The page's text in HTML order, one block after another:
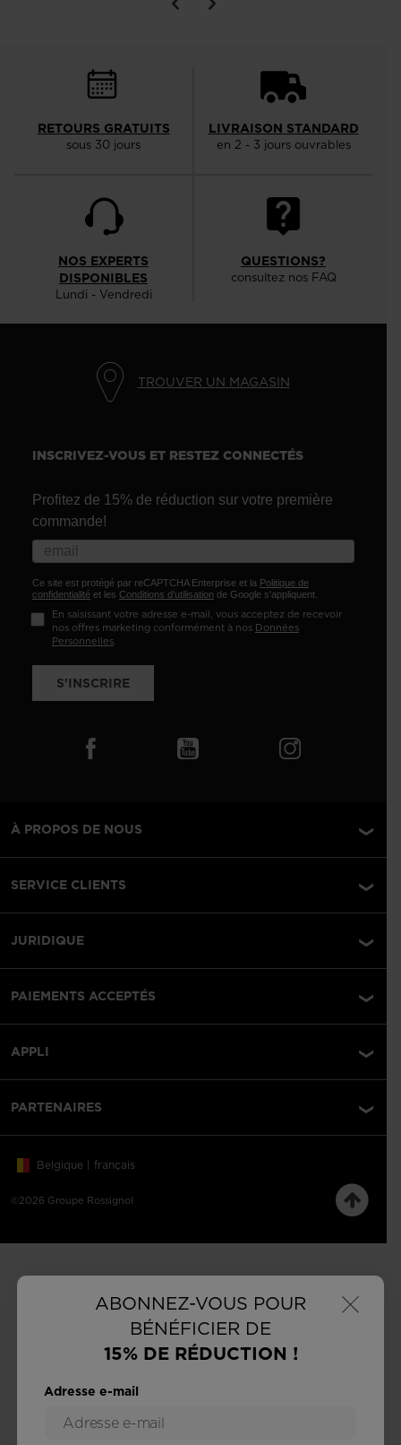
×
ABONNEZ-VOUS POUR
BÉNÉFICIER DE
15% DE RÉDUCTION !
Adresse e-mail
RETOURS GRATUITS
sous 30 jours
LIVRAISON STANDARD
en 2 - 3 jours ouvrables
NOS EXPERTS
DISPONIBLES
Lundi - Vendredi
QUESTIONS?
consultez nos FAQ
TROUVER UN MAGASIN
INSCRIVEZ-VOUS ET RESTEZ CONNECTÉS
Profitez de 15% de réduction sur votre première
commande!
Ce site est protégé par reCAPTCHA Enterprise et la Politique de
confidentialité et les Conditions d'utilisation de Google s'appliquent.
En saisissant votre adresse e-mail, vous acceptez de recevoir
nos offres marketing conformément à nos Données
Personnelles.
S'INSCRIRE
À PROPOS DE NOUS
SERVICE CLIENTS
JURIDIQUE
PAIEMENTS ACCEPTÉS
APPLI
PARTENAIRES
©2026 Groupe Rossignol
Belgique | français